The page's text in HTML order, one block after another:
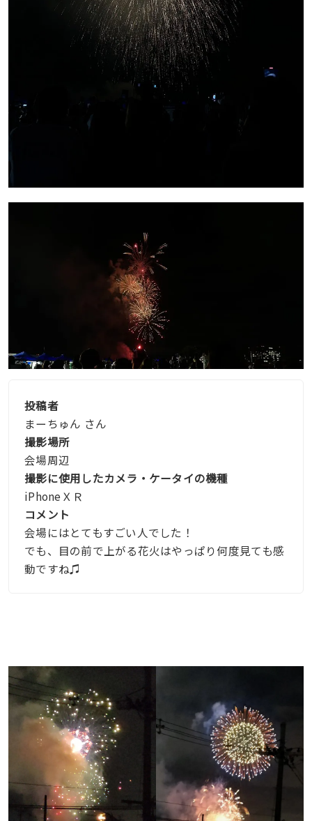
投稿者
まーちゅん さん
撮影場所
会場周辺
撮影に使用したカメラ・ケータイの機種
iPhoneＸＲ
コメント
会場にはとてもすごい人でした！
でも、目の前で上がる花火はやっぱり何度見ても感
動ですね♫